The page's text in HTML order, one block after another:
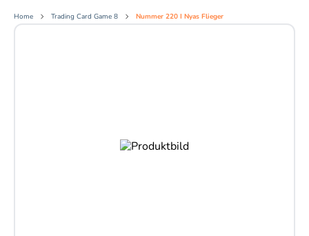
Home Trading Card Game 8 Nummer 220 I Nyas Flieger